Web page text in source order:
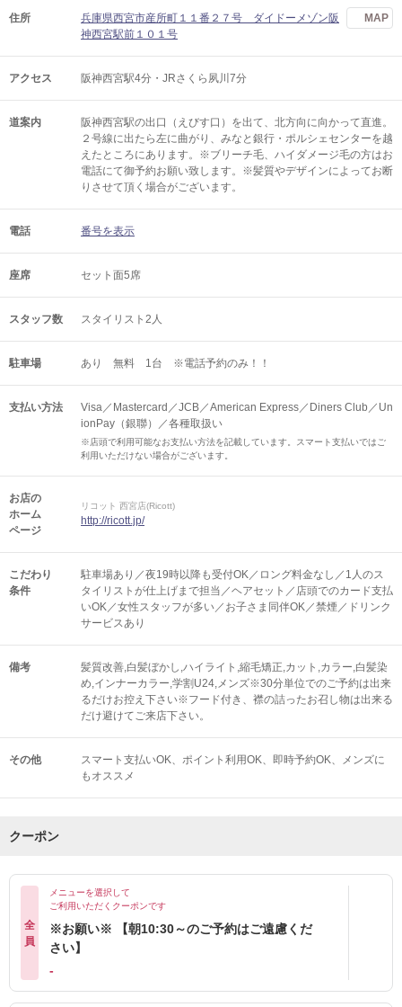
住所
兵庫県西宮市産所町１１番２７号 ダイドーメゾン阪
神西宮駅前１０１号
MAP
アクセス 阪神西宮駅4分・JRさくら夙川7分
道案内
阪神西宮駅の出口（えびす口）を出て、北方向に向かって直進。
２号線に出たら左に曲がり、みなと銀行・ポルシェセンターを越
えたところにあります。※ブリーチ毛、ハイダメージ毛の方はお
電話にて御予約お願い致します。※髪質やデザインによってお断
りさせて頂く場合がございます。
電話 番号を表示
座席 セット面5席
スタッフ数 スタイリスト2人
駐車場 あり 無料 1台 ※電話予約のみ！！
支払い方法
Visa／Mastercard／JCB／American Express／Diners Club／Un
ionPay（銀聯）／各種取扱い
※店頭で利用可能なお支払い方法を記載しています。スマート支払いではご
利用いただけない場合がございます。
お店の
ホーム
ページ
リコット 西宮店(Ricott)
http://ricott.jp/
こだわり
条件
駐車場あり／夜19時以降も受付OK／ロング料金なし／1人のス
タイリストが仕上げまで担当／ヘアセット／店頭でのカード支払
いOK／女性スタッフが多い／お子さま同伴OK／禁煙／ドリンク
サービスあり
備考
髪質改善,白髪ぼかし,ハイライト,縮毛矯正,カット,カラー,白髪染
め,インナーカラー,学割U24,メンズ※30分単位でのご予約は出来
るだけお控え下さい※フード付き、襟の詰ったお召し物は出来る
だけ避けてご来店下さい。
その他 スマート支払いOK ポイント利用OK 即時予約OK
メンズに
もオススメ
クーポン
全
員
メニューを選択して
ご利用いただくクーポンです
※お願い※ 【朝10:30～のご予約はご遠慮くだ
さい】
-